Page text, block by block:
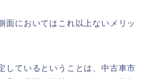
面においてはこれ以上ないメリッ
しているということは、中古車市